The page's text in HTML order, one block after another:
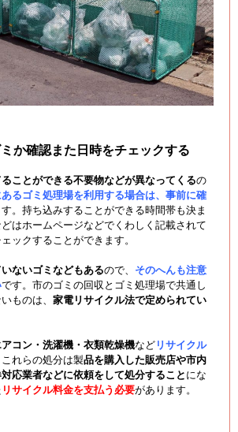
か確認また日時をチェックする
ことができる不要物などが異なってくるの
るゴミ処理場を利用する場合は、事前に確
。持ち込みすることができる時間帯も決ま
はホームページなどでくわしく記載されて
ックすることができます。
ないゴミなどもあるので、 そのへんも注意
です。市のゴミの回収とゴミ処理場で共通し
ものは、 家電リサイクル法で定められてい
コン・洗濯機・衣類乾燥機など リサイクル
れらの処分は製品を購入した販売店や市内
応業者などに依頼をして処分すること にな
リサイクル料金を支払う必要があります。